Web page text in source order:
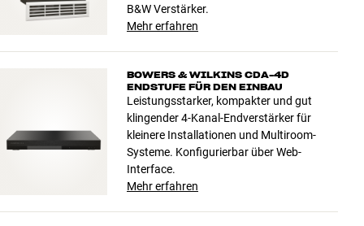
B&W Verstärker.
Mehr erfahren
BOWERS & WILKINS CDA-4D
ENDSTUFE FÜR DEN EINBAU
Leistungsstarker, kompakter und gut
klingender 4-Kanal-Endverstärker für
kleinere Installationen und Multiroom-
Systeme. Konfigurierbar über Web-
Interface.
Mehr erfahren